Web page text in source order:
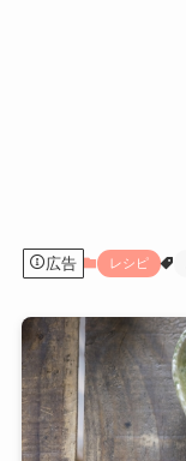
広告 レシピ